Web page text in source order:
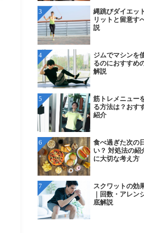
縄跳びダイエッ
リットと留意す
説
ジムでマシンを
るのにおすすめ
解説
筋トレメニュー
る方法は？おす
紹介
食べ過ぎた次の
い？ 対処法の紹
に大切な考え方
スクワットの効
｜回数・アレン
底解説